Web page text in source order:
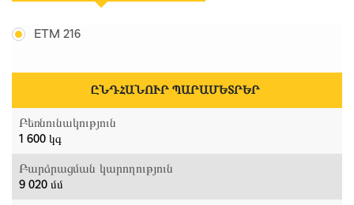
ETM 216
ԸՆԴՀԱՆՈՒՐ ՊԱՐԱՄԵՏՐԵՐ
Բեռնունակություն
1 600 կգ
Բարձրացման կարողություն
9 020 մմ